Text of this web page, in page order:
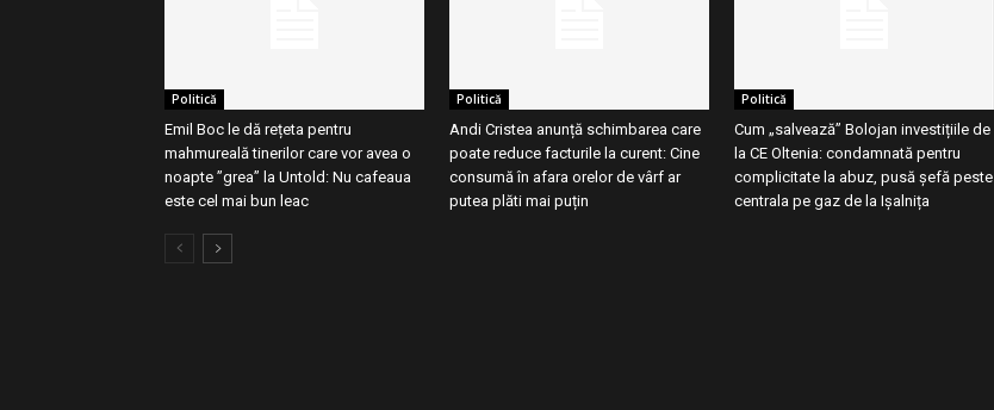
Politică
Emil Boc le dă rețeta pentru
mahmureală tinerilor care vor avea o
noapte ”grea” la Untold: Nu cafeaua
este cel mai bun leac
Politică
Andi Cristea anunță schimbarea care
poate reduce facturile la curent: Cine
consumă în afara orelor de vârf ar
putea plăti mai puțin
Politică
Cum „salvează” Bolojan investițiile de
la CE Oltenia: condamnată pentru
complicitate la abuz, pusă șefă peste
centrala pe gaz de la Ișalnița